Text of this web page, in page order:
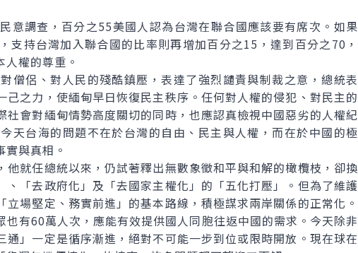
調查，百分之55美國人認為台灣在聯合國應該要有席次。如果
支持台灣加入聯合國的比率則再增加百分之15，達到百分之70，
權的尊重。
侶、對人民的殘酷鎮壓，表達了強烈譴責與制裁之意，總統表
之力，使緬甸早日恢復民主秩序。任何對人權的侵犯、對民主的
會對緬甸情勢高度關切的同時，也應認真檢視中國惡劣的人權紀
天台海的問題不在於台灣的自由、民主與人權，而在於中國的極
與真相。
就任總統以來，仍試著釋出無數象徵和平與和解的橄欖枝，卻換
「去政府化」及「去國家主權化」的「五化打壓」。但為了維護
場堅定、務實前進」的基本路線，積極謀求兩岸關係的正常化。
有60萬人次，應能有效提供國人同胞往返中國的需求。今天除非
」一定是循序漸進，絕對不可能一步到位或限時開放。現在球在